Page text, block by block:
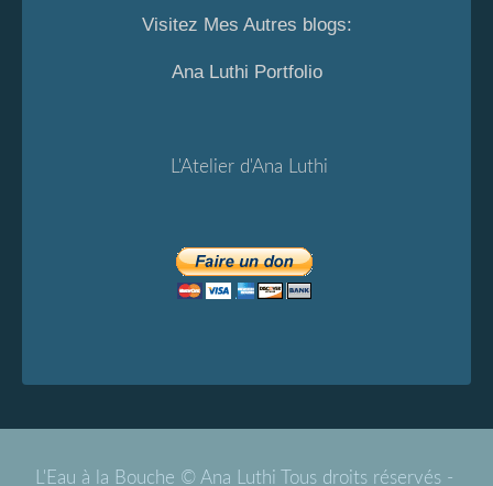
Visitez Mes Autres blogs:
Ana Luthi Portfolio
L'Atelier d'Ana Luthi
L'Eau à la Bouche © Ana Luthi Tous droits réservés -